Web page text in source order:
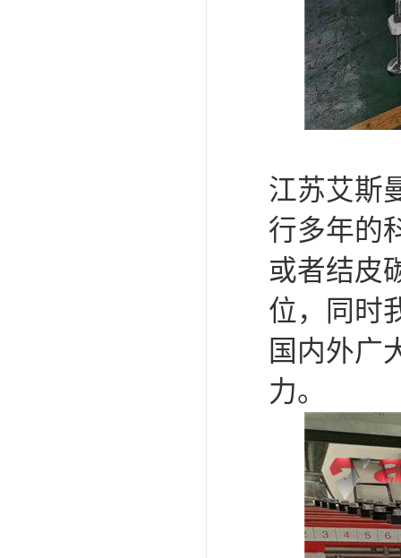
江苏艾斯
行多年的
或者结皮
位，同时
国内外广
力。